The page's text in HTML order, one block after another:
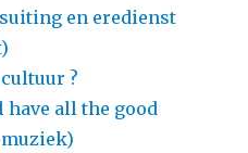
en eredienst
?
have all the good